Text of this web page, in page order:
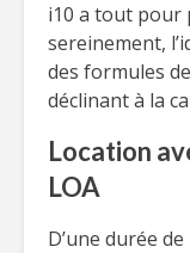
i10 a tout pour
sereinement,
des formules
déclinant à la
Location
LOA
D’une durée